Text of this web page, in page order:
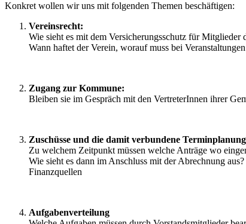
Konkret wollen wir uns mit folgenden Themen beschäftigen:
Vereinsrecht:
Wie sieht es mit dem Versicherungsschutz für Mitglieder
Wann haftet der Verein, worauf muss bei
Zugang zur Kommune:
Bleiben sie im Gespräch mit den VertreterInnen ihrer
Zuschüsse und die damit verbundene Terminplanung
Zu welchem Zeitpunkt müssen welche Anträge wo
Wie sieht es dann im Anschluss mit der Abrechnung aus?
Finanzquellen
Aufgabenverteilung